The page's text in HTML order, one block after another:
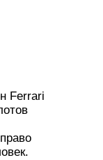
Ferrari